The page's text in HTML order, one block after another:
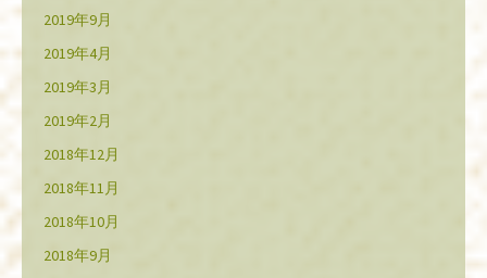
2019年9月
2019年4月
2019年3月
2019年2月
2018年12月
2018年11月
2018年10月
2018年9月